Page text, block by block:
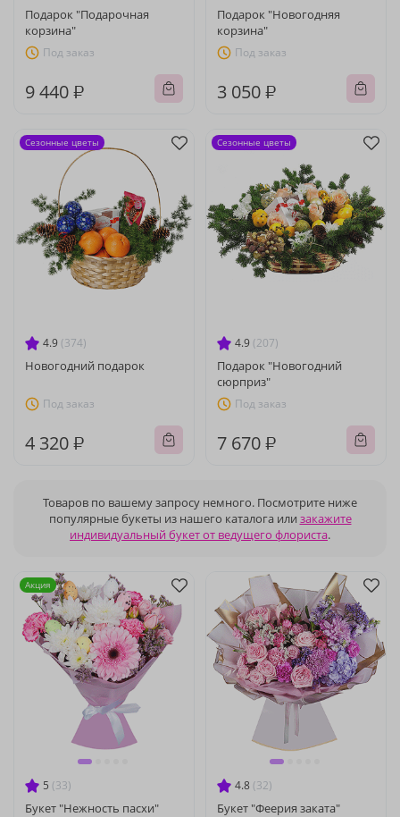
Подарок "Подарочная
корзина"
Под заказ
9 440 ₽
Подарок "Новогодняя
корзина"
Под заказ
3 050 ₽
4.9 (374)
Новогодний подарок
Под заказ
4 320 ₽
Сезонные цветы
4.9 (207)
Подарок "Новогодний
сюрприз"
Под заказ
7 670 ₽
Сезонные цветы
Товаров по вашему запросу немного. Посмотрите ниже
популярные букеты из нашего каталога или закажите
индивидуальный букет от ведущего флориста.
5 (33)
Букет "Нежность пасхи"
Акция
4.8 (32)
Букет "Феерия заката"